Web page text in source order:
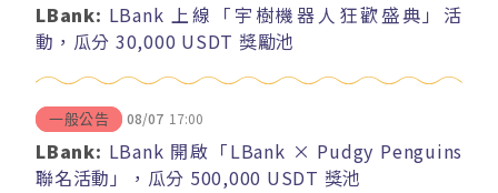
LBank: LBank 上線「宇樹機器人狂歡盛典」活
動，瓜分 30,000 USDT 獎勵池
一般公告 08/07 17:00
LBank: LBank 開啟「LBank × Pudgy Penguins
聯名活動」，瓜分 500,000 USDT 獎池